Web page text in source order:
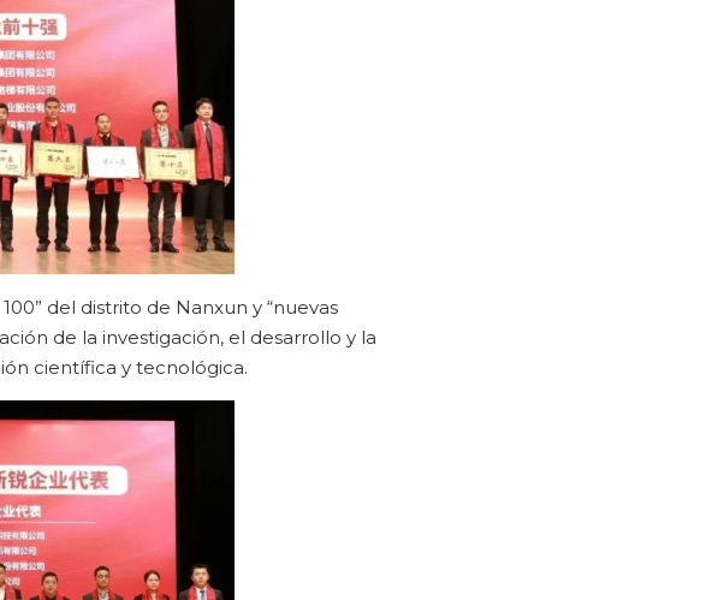
del distrito de Nanxun y “nuevas
de la investigación, el desarrollo y la
científica y tecnológica.